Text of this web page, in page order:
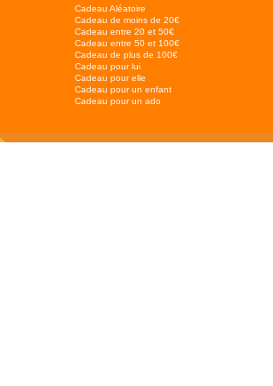
Cadeau Aléatoire
Cadeau de moins de 20€
Cadeau entre 20 et 50€
Cadeau entre 50 et 100€
Cadeau de plus de 100€
Cadeau pour lui
Cadeau pour elle
Cadeau pour un enfant
Cadeau pour un ado